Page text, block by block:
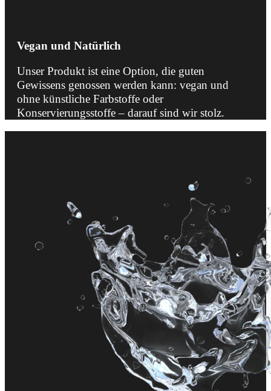
Vegan und Natürlich
Unser Produkt ist eine Option, die guten
Gewissens genossen werden kann: vegan und
ohne künstliche Farbstoffe oder
Konservierungsstoffe – darauf sind wir stolz.